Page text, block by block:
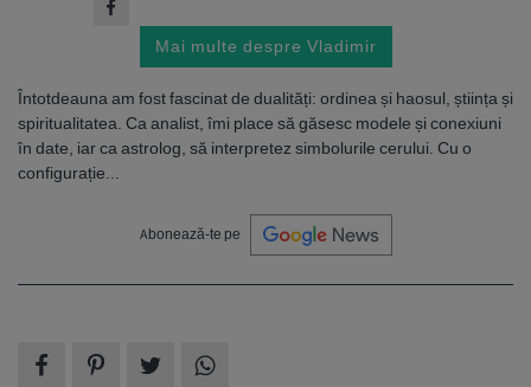
Mai multe despre Vladimir
Întotdeauna am fost fascinat de dualități: ordinea și haosul, știința și
spiritualitatea. Ca analist, îmi place să găsesc modele și conexiuni
în date, iar ca astrolog, să interpretez simbolurile cerului. Cu o
configurație...
Abonează-te pe